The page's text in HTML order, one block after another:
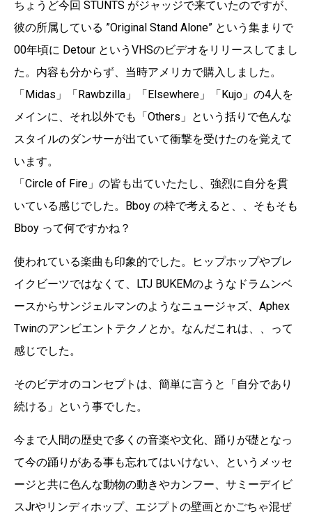
ちょうど今回 STUNTS がジャッジで来ていたのですが、
彼の所属している ”Original Stand Alone” という集まりで
00年頃に Detour というVHSのビデオをリリースしてまし
た。内容も分からず、当時アメリカで購入しました。
「Midas」「Rawbzilla」「Elsewhere」「Kujo」の4人を
メインに、それ以外でも「Others」という括りで色んな
スタイルのダンサーが出ていて衝撃を受けたのを覚えて
います。
「Circle of Fire」の皆も出ていたたし、強烈に自分を貫
いている感じでした。Bboy の枠で考えると、、そもそも
Bboy って何ですかね？
使われている楽曲も印象的でした。ヒップホップやブレ
イクビーツではなくて、LTJ BUKEMのようなドラムンベ
ースからサンジェルマンのようなニュージャズ、Aphex
Twinのアンビエントテクノとか。なんだこれは、、って
感じでした。
そのビデオのコンセプトは、簡単に言うと「自分であり
続ける」という事でした。
今まで人間の歴史で多くの音楽や文化、踊りが礎となっ
て今の踊りがある事も忘れてはいけない、というメッセ
ージと共に色んな動物の動きやカンフー、サミーデイビ
スJrやリンディホップ、エジプトの壁画とかごちゃ混ぜ